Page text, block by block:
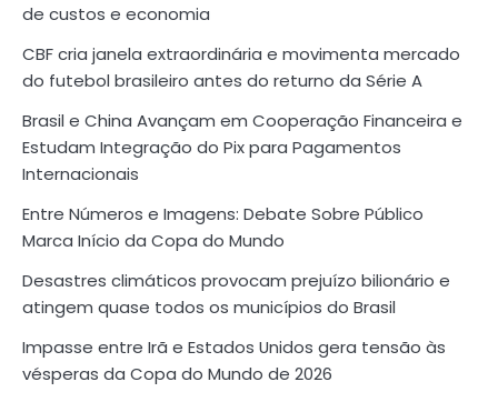
de custos e economia
CBF cria janela extraordinária e movimenta mercado
do futebol brasileiro antes do returno da Série A
Brasil e China Avançam em Cooperação Financeira e
Estudam Integração do Pix para Pagamentos
Internacionais
Entre Números e Imagens: Debate Sobre Público
Marca Início da Copa do Mundo
Desastres climáticos provocam prejuízo bilionário e
atingem quase todos os municípios do Brasil
Impasse entre Irã e Estados Unidos gera tensão às
vésperas da Copa do Mundo de 2026